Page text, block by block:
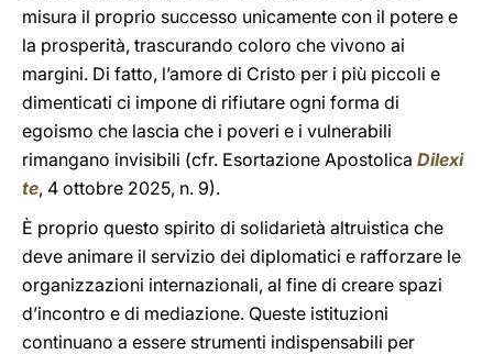
misura il proprio successo unicamente con il potere e
la prosperità, trascurando coloro che vivono ai
margini. Di fatto, l’amore di Cristo per i più piccoli e
dimenticati ci impone di rifiutare ogni forma di
egoismo che lascia che i poveri e i vulnerabili
rimangano invisibili (cfr. Esortazione Apostolica Dilexi
te, 4 ottobre 2025, n. 9).
È proprio questo spirito di solidarietà altruistica che
deve animare il servizio dei diplomatici e rafforzare le
organizzazioni internazionali, al fine di creare spazi
d’incontro e di mediazione. Queste istituzioni
continuano a essere strumenti indispensabili per